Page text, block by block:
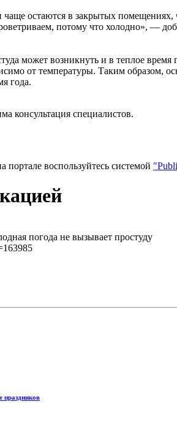
чаще остаются в закрытых
потому что холодно», —
может возникнуть и в теплое
от температуры. Таким
года.
консультация специалистов.
воспользуйтесь системой
погода не вызывает простуду
праздников